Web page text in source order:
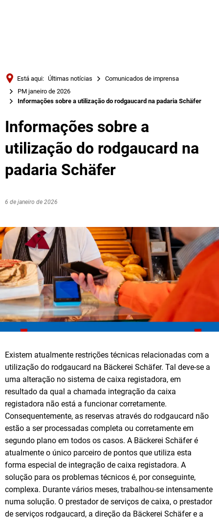
Български
Русский
Está aqui: Últimas notícias
Comunicados de imprensa
PM janeiro de 2026
Informações sobre a utilização do rodgaucard na padaria Schäfer
Informações sobre a
utilização do rodgaucard na
padaria Schäfer
6 de janeiro de 2026
Existem atualmente restrições técnicas relacionadas com a
utilização do rodgaucard na Bäckerei Schäfer. Tal deve-se a
uma alteração no sistema de caixa registadora, em
resultado da qual a chamada integração da caixa
registadora não está a funcionar corretamente.
Consequentemente, as reservas através do rodgaucard não
estão a ser processadas completa ou corretamente em
segundo plano em todos os casos. A Bäckerei Schäfer é
atualmente o único parceiro de pontos que utiliza esta
forma especial de integração de caixa registadora. A
solução para os problemas técnicos é, por conseguinte,
complexa. Durante vários meses, trabalhou-se intensamente
numa solução. O prestador de serviços de caixa, o prestador
de serviços rodgaucard, a direção da Bäckerei Schäfer e a